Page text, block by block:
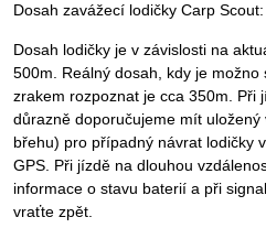
Dosah zavážecí lodičky Carp Scout:
Dosah lodičky je v závislosti na
500m. Reálný dosah, kdy je
zrakem rozpoznat je cca 350m. Při
důrazně doporučujeme mít
břehu) pro případný návrat lodičky
GPS. Při jízdě na dlouhou
informace o stavu baterií a při
vraťte zpět.